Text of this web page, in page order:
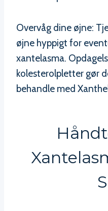
Overvåg dine øjne:
øjne hyppigt for
xantelasma.
kolesterolpletter gør
behandle med